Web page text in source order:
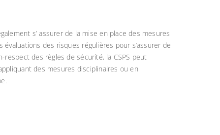
s’ assurer de la mise en place des mesures
des risques régulières pour s’assurer de
respect des règles de sécurité, la CSPS peut
des mesures disciplinaires ou en